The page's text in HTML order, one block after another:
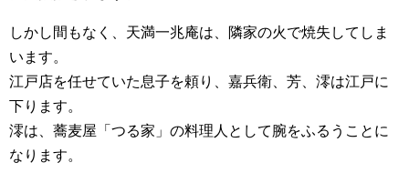
しかし間もなく、天満一兆庵は、隣家の火で焼失してしま
います。
江戸店を任せていた息子を頼り、嘉兵衛、芳、澪は江戸に
下ります。
澪は、蕎麦屋「つる家」の料理人として腕をふるうことに
なります。